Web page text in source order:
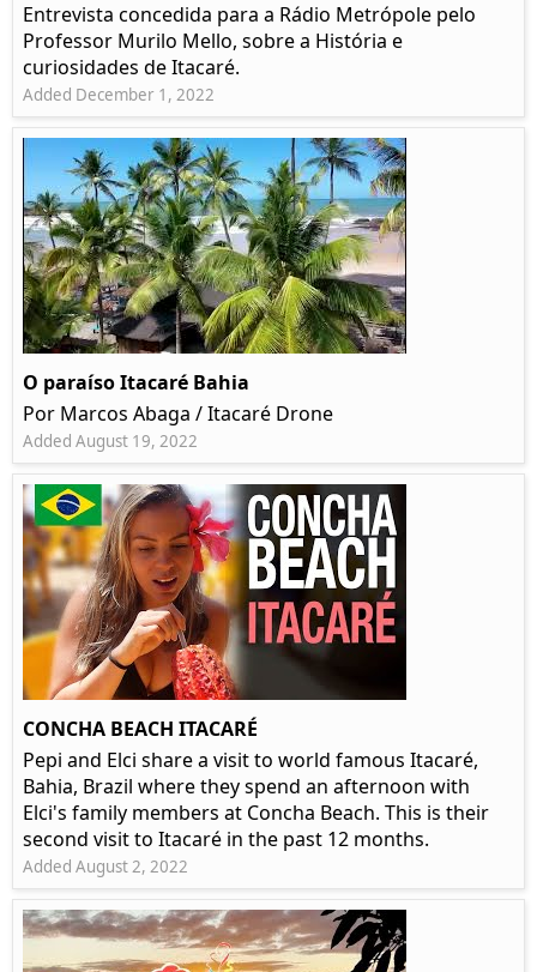
Entrevista concedida para a Rádio Metrópole pelo
Professor Murilo Mello, sobre a História e
curiosidades de Itacaré.
Added December 1, 2022
O paraíso Itacaré Bahia
Por Marcos Abaga / Itacaré Drone
Added August 19, 2022
CONCHA BEACH ITACARÉ
Pepi and Elci share a visit to world famous Itacaré,
Bahia, Brazil where they spend an afternoon with
Elci's family members at Concha Beach. This is their
second visit to Itacaré in the past 12 months.
Added August 2, 2022